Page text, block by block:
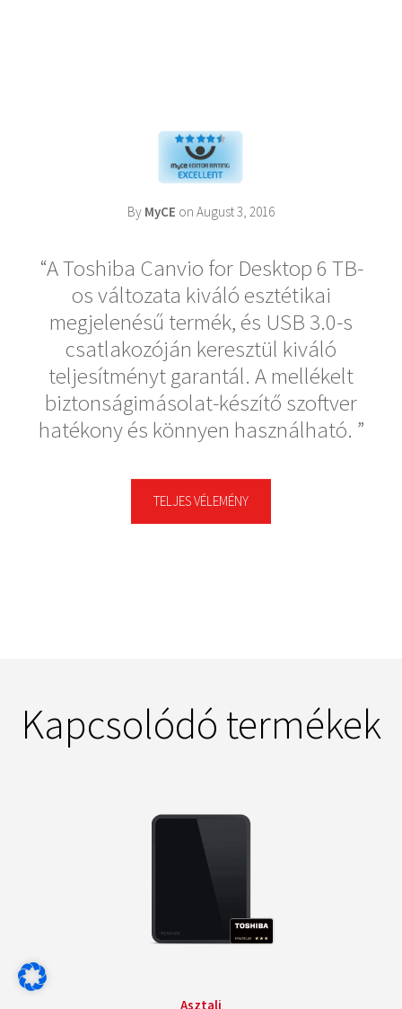
By MyCE on August 3, 2016
A Toshiba Canvio for Desktop 6 TB-
os változata kiváló esztétikai
megjelenésű termék, és USB 3.0-s
csatlakozóján keresztül kiváló
teljesítményt garantál. A mellékelt
biztonságimásolat-készítő szoftver
hatékony és könnyen használható.
TELJES VÉLEMÉNY
Kapcsolódó termékek
Asztali